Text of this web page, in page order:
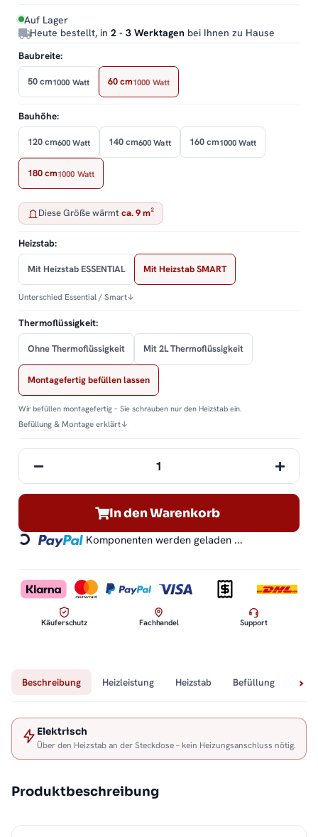
Auf Lager
Heute bestellt, in 2 - 3 Werktagen bei Ihnen zu Hause
Baubreite:
50 cm1000 Watt 60 cm1000 Watt
Bauhöhe:
120 cm600 Watt 140 cm600 Watt 160 cm1000 Watt
180 cm1000 Watt
Diese Größe wärmt ca. 9 m²
Heizstab:
Mit Heizstab ESSENTIAL Mit Heizstab SMART
Unterschied Essential / Smart↓
Thermoflüssigkeit:
Ohne Thermoflüssigkeit Mit 2L Thermoflüssigkeit
Montagefertig befüllen lassen
Wir befüllen montagefertig – Sie schrauben nur den Heizstab ein.
Befüllung & Montage erklärt↓
In den Warenkorb
Loading... Komponenten werden geladen ...
Käuferschutz Fachhandel Support
Beschreibung Heizleistung Heizstab Befüllung
Elektrisch
Über den Heizstab an der Steckdose – kein Heizungsanschluss nötig.
Produktbeschreibung